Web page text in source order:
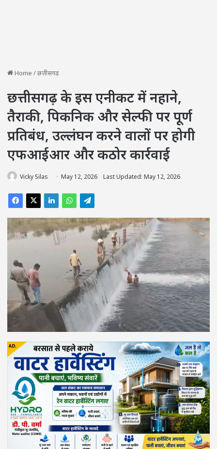
Home /छत्तीसगढ़
छत्तीसगढ़ के इस एनीकट में नहाने,
तैराकी, पिकनिक और सेल्फी पर पूर्ण
प्रतिबंध, उल्लंघन करने वालों पर होगी
एफआईआर और कठोर कार्रवाई
Vicky Silas May 12, 2026 Last Updated: May 12, 2026